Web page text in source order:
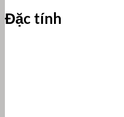
Đặc tính